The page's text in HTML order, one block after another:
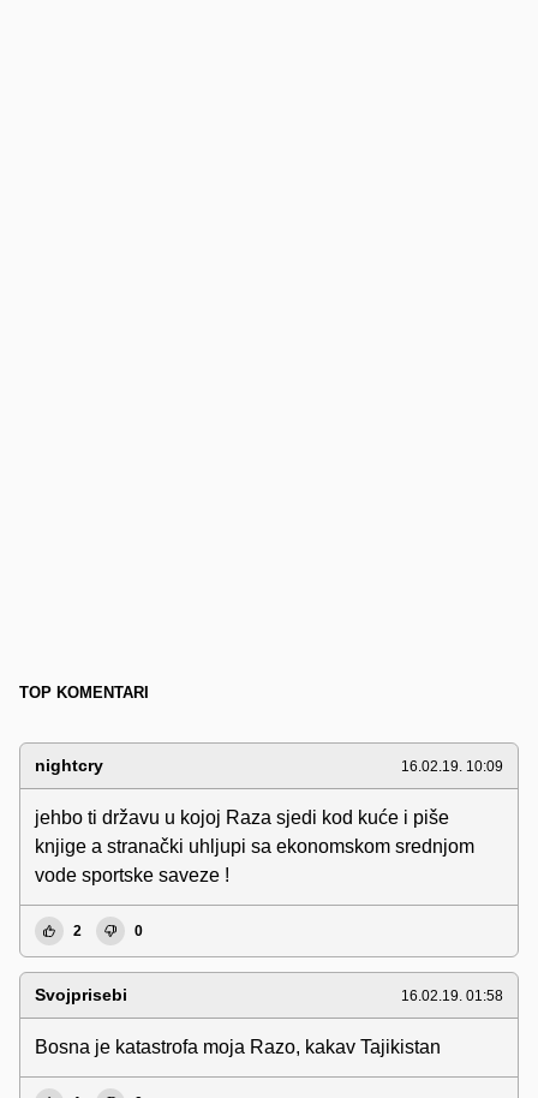
TOP KOMENTARI
nightcry 16.02.19. 10:09
jehbo ti državu u kojoj Raza sjedi kod kuće i piše
knjige a stranački uhljupi sa ekonomskom srednjom
vode sportske saveze !
2 0
Svojprisebi 16.02.19. 01:58
Bosna je katastrofa moja Razo, kakav Tajikistan